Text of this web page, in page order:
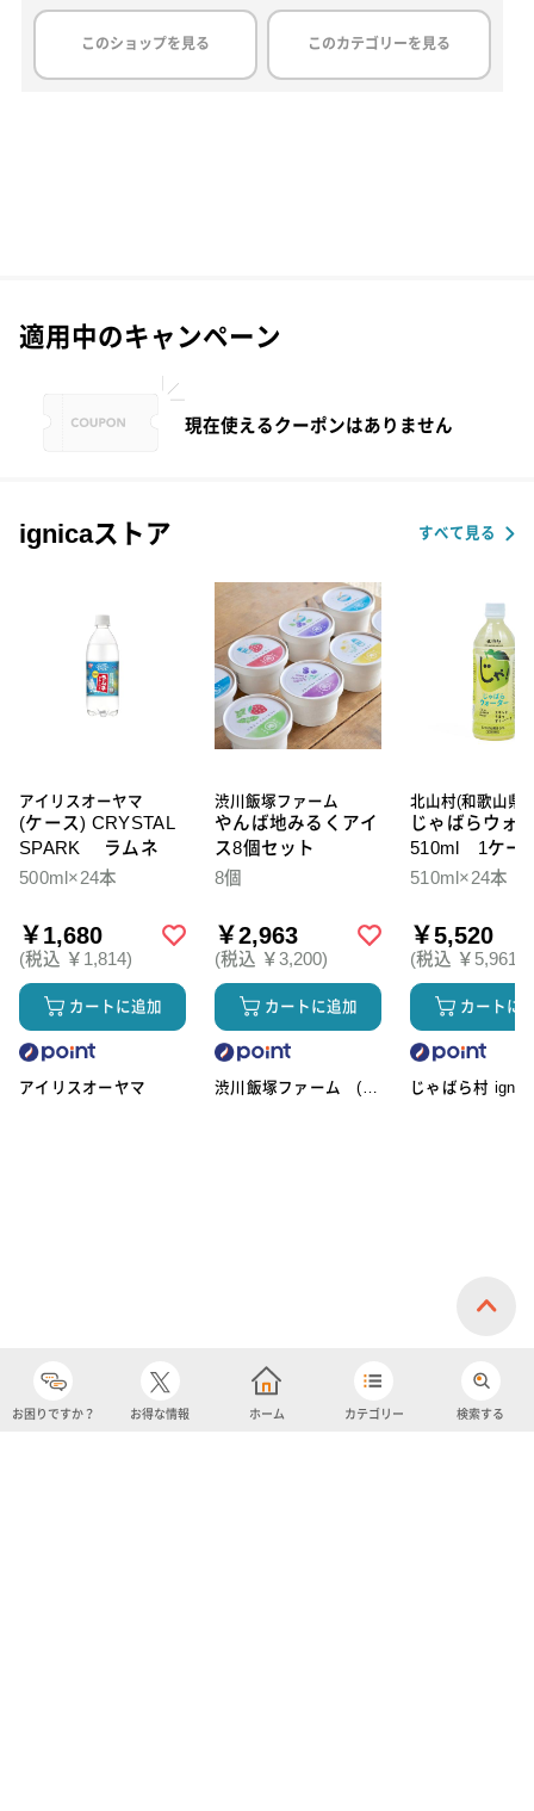
このショップを見る このカテゴリーを見る
適用中のキャンペーン
現在使えるクーポンはありません
ignicaストア すべて見る
アイリスオーヤマ
(ケース) CRYSTAL
SPARK ラムネ
500ml×24本
￥1,680
(税込 ￥1,814)
カートに追加
アイリスオーヤマ
渋川飯塚ファーム
やんば地みるくアイ
ス8個セット
8個
￥2,963
(税込 ￥3,200)
カートに追加
渋川飯塚ファーム (ア
北山村(和歌山県)
じゃばらウォ
510ml 1ケー
本入
510ml×24本
￥5,520
(税込 ￥5,961)
カートに
じゃばら村
お困りですか？ お得な情報 ホーム カテゴリー 検索する